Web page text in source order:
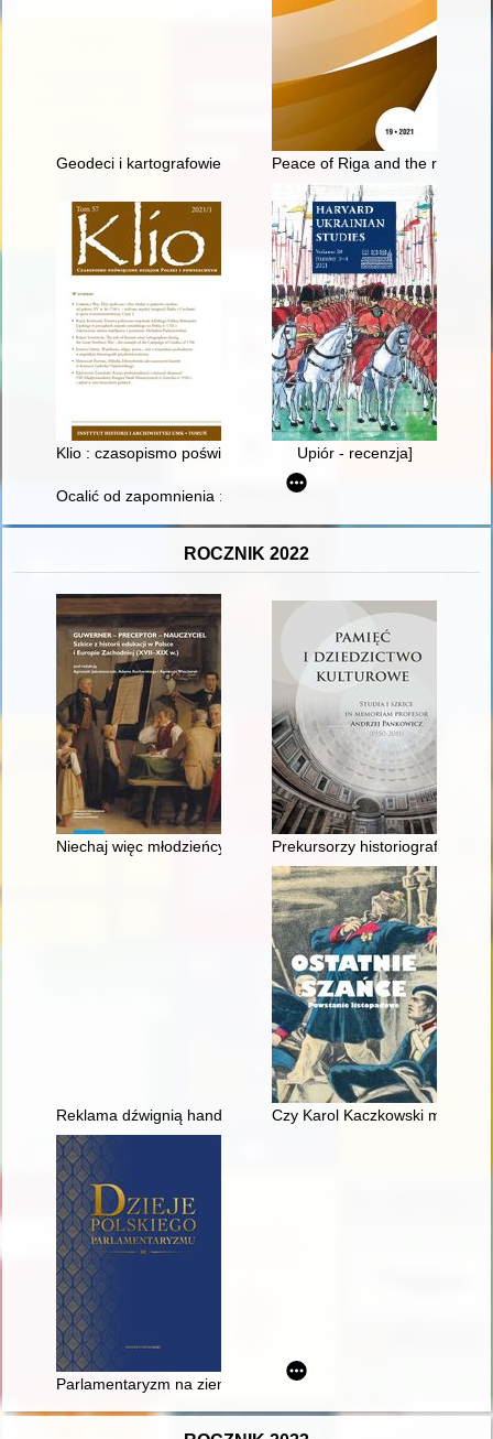
Geodeci i kartografowie polscy : słownik biograficzny. Z. 8
Peace of Riga and the
Klio : czasopismo poświęcone dziejom Polski i powszechnym.
Upiór - recenzja]
Ocalić od zapomnienia : ze wspomnień Stanisława Przywary z
ROCZNIK 2022
Niechaj więc młodzieńcy otrzymają najlepszych nauczycieli"
Prekursorzy historiografii
Reklama dźwignią handlu" : dawna reklama sklepowa w 20-
Czy Karol Kaczkowski mógł
Parlamentaryzm na ziemiach polskich w okresie